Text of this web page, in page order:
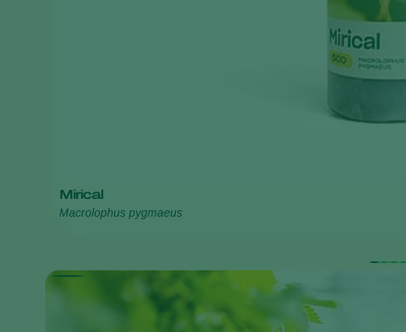
Mirical
Macrolophus pygmaeus